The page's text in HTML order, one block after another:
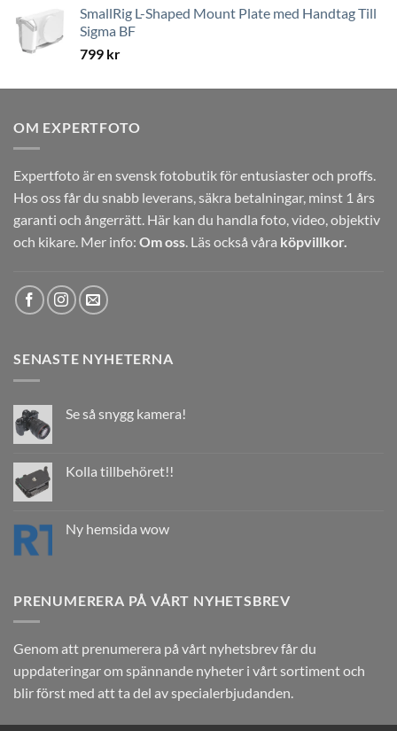
3,789 kr
SmallRig L-Shaped Mount Plate med Handtag Till
Sigma BF
799 kr
OM EXPERTFOTO
Expertfoto är en svensk fotobutik för entusiaster och proffs.
Hos oss får du snabb leverans, säkra betalningar, minst 1 års
garanti och ångerrätt. Här kan du handla foto, video, objektiv
och kikare. Mer info: Om oss. Läs också våra köpvillkor.
SENASTE NYHETERNA
Se så snygg kamera!
Kolla tillbehöret!!
Ny hemsida wow
PRENUMERERA PÅ VÅRT NYHETSBREV
Genom att prenumerera på vårt nyhetsbrev får du
uppdateringar om spännande nyheter i vårt sortiment och
blir först med att ta del av specialerbjudanden.